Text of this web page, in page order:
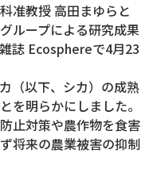
准教授 高田まゆらと
ループによる研究成果
誌 Ecosphereで4月23
（以下、シカ）の成熟
を明らかにしました。
止対策や農作物を食害
将来の農業被害の抑制